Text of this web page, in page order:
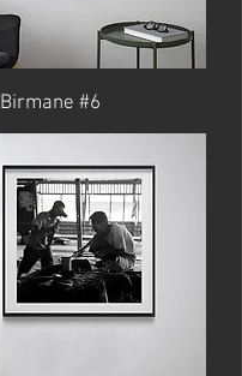
Birmane #6